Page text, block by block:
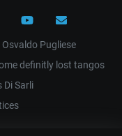
Osvaldo Pugliese
definitly lost tangos
Di Sarli